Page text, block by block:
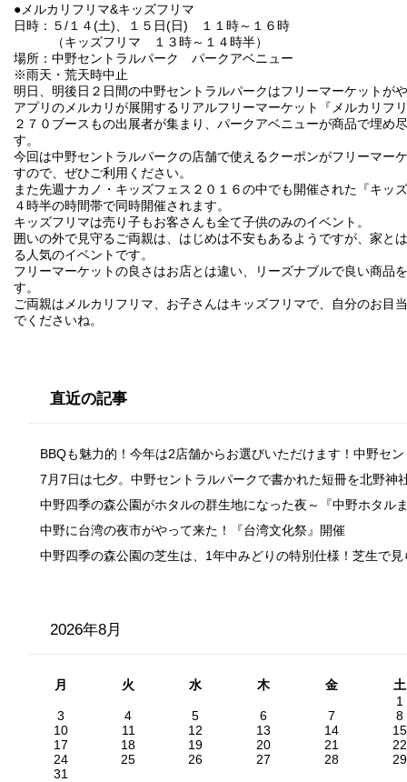
●メルカリフリマ&キッズフリマ
日時：５/１４(土)、１５日(日) １１時～１６時
（キッズフリマ １３時～１４時半）
場所：中野セントラルパーク パークアベニュー
※雨天・荒天時中止
明日、明後日２日間の中野セントラルパークはフリーマーケットが
アプリのメルカリが展開するリアルフリーマーケット『メルカリフ
２７０ブースもの出展者が集まり、パークアベニューが商品で埋め
す。
今回は中野セントラルパークの店舗で使えるクーポンがフリーマー
すので、ぜひご利用ください。
また先週ナカノ・キッズフェス２０１６の中でも開催された『キッ
４時半の時間帯で同時開催されます。
キッズフリマは売り子もお客さんも全て子供のみのイベント。
囲いの外で見守るご両親は、はじめは不安もあるようですが、家と
る人気のイベントです。
フリーマーケットの良さはお店とは違い、リーズナブルで良い商品
す。
ご両親はメルカリフリマ、お子さんはキッズフリマで、自分のお目
でくださいね。
直近の記事
BBQも魅力的！今年は2店舗からお選びいただけます！中野セ
7月7日は七夕。中野セントラルパークで書かれた短冊を北野神
中野四季の森公園がホタルの群生地になった夜～『中野ホタル
中野に台湾の夜市がやって来た！『台湾文化祭』開催
中野四季の森公園の芝生は、1年中みどりの特別仕様！芝生で
2026年8月
月 火 水 木 金
土
1
3
4 5 6 7
8
10
11 12 13 14
15
17
18 19 20 21
22
24
25 26 27 28
29
31